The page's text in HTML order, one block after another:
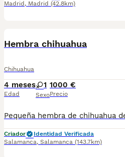
Madrid , Madrid (42.8km)
Hembra chihuahua
Chihuahua
4 meses
Edad
1
Sexo
1000 €
Precio
Criador
Identidad Verificada
Salamanca, Salamanca (143.7km)